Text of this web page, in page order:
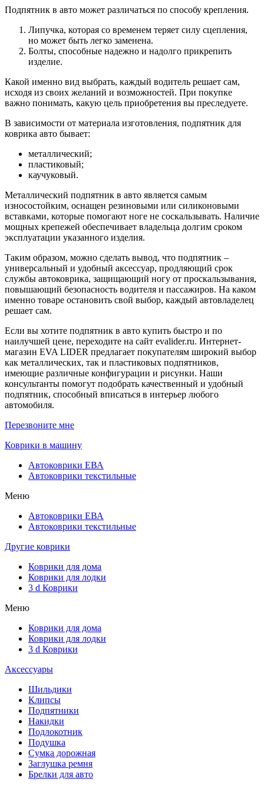
Подпятник в авто может различаться по способу крепления.
Липучка, которая со временем теряет силу сцепления,
но может быть легко заменена.
Болты, способные надежно и надолго прикрепить
изделие.
Какой именно вид выбрать, каждый водитель решает сам,
исходя из своих желаний и возможностей. При покупке
важно понимать, какую цель приобретения вы преследуете.
В зависимости от материала изготовления, подпятник для
коврика авто бывает:
металлический;
пластиковый;
каучуковый.
Металлический подпятник в авто является самым
износостойким, оснащен резиновыми или силиконовыми
вставками, которые помогают ноге не соскальзывать. Наличие
мощных крепежей обеспечивает владельца долгим сроком
эксплуатации указанного изделия.
Таким образом, можно сделать вывод, что подпятник –
универсальный и удобный аксессуар, продляющий срок
службы автоковрика, защищающий ногу от проскальзывания,
повышающий безопасность водителя и пассажиров. На каком
именно товаре остановить свой выбор, каждый автовладелец
решает сам.
Если вы хотите подпятник в авто купить быстро и по
наилучшей цене, переходите на сайт evalider.ru. Интернет-
магазин EVA LIDER предлагает покупателям широкий выбор
как металлических, так и пластиковых подпятников,
имеющие различные конфигурации и рисунки. Наши
консультанты помогут подобрать качественный и удобный
подпятник, способный вписаться в интерьер любого
автомобиля.
Перезвоните мне
Коврики в машину
Автоковрики ЕВА
Автоковрики текстильные
Меню
Автоковрики ЕВА
Автоковрики текстильные
Другие коврики
Коврики для дома
Коврики для лодки
3 d Коврики
Меню
Коврики для дома
Коврики для лодки
3 d Коврики
Аксессуары
Шильдики
Клипсы
Подпятники
Накидки
Подлокотник
Подушка
Сумка дорожная
Заглушка ремня
Брелки для авто